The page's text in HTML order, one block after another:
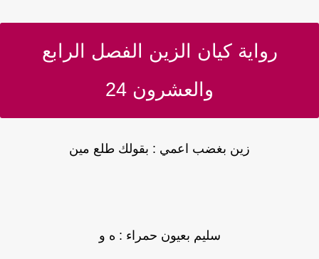
رواية كيان الزين الفصل الرابع
والعشرون 24
زين بغضب اعمي : بقولك طلع مين
سليم بعيون حمراء : ه و